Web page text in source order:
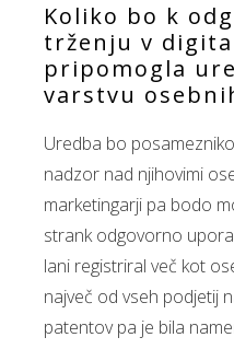
Koliko bo k
trženju v
pripomogla
varstvu
Uredba bo
nadzor nad njihovimi
marketingarji pa bodo
strank odgovorno
lani registriral več kot
največ od vseh podjetij
patentov pa je bila